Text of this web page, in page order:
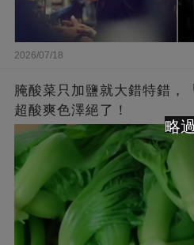
2026/07/18
腌酸菜只加鹽就大錯特錯，
超酸爽色澤絕了！
略過